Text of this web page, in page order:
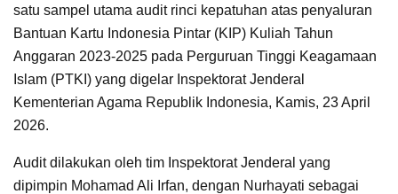
satu sampel utama audit rinci kepatuhan atas penyaluran
Bantuan Kartu Indonesia Pintar (KIP) Kuliah Tahun
Anggaran 2023-2025 pada Perguruan Tinggi Keagamaan
Islam (PTKI) yang digelar Inspektorat Jenderal
Kementerian Agama Republik Indonesia, Kamis, 23 April
2026.
Audit dilakukan oleh tim Inspektorat Jenderal yang
dipimpin Mohamad Ali Irfan, dengan Nurhayati sebagai